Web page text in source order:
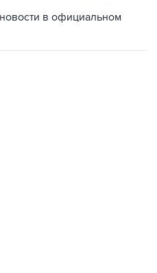
в официальном